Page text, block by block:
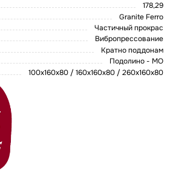
178,29
Granite Ferro
Частичный прокрас
Вибропрессование
Кратно поддонам
Подолино - МО
100x160x80 / 160х160х80 / 260х160х80